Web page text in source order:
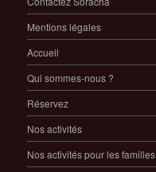
Mentions légales
Accueil
Qui sommes-nous ?
Réservez
Nos activités
Nos activités pour les familles